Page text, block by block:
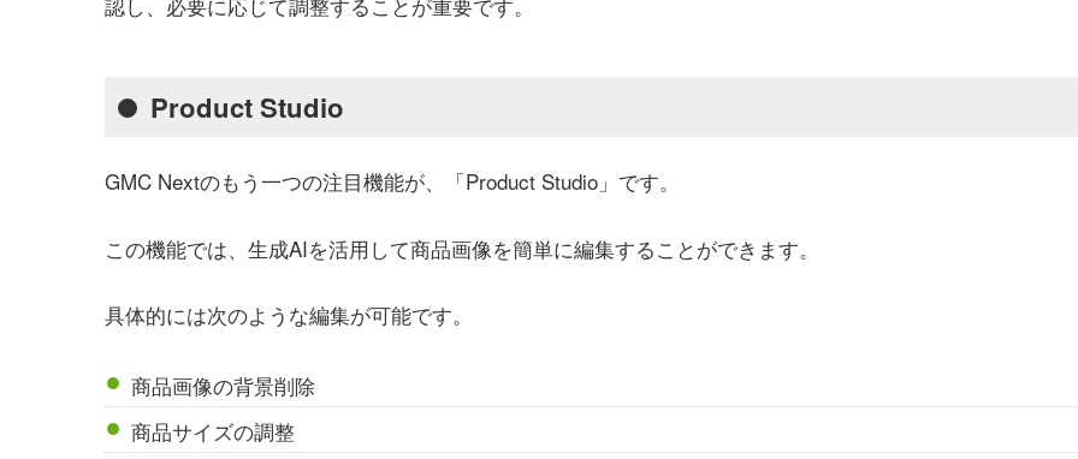
Product Studio
GMC Nextのもう一つの注目機能が、「Product Studio」です。
この機能では、生成AIを活用して商品画像を簡単に編集することができます。
具体的には次のような編集が可能です。
商品画像の背景削除
商品サイズの調整